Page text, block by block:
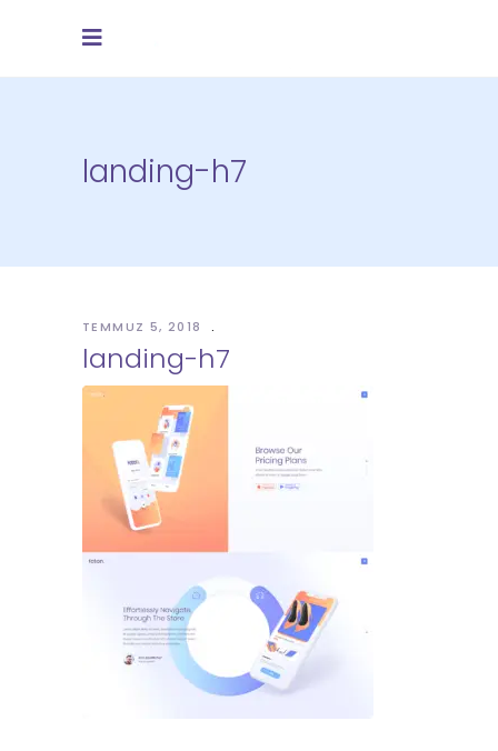
landing-h7
TEMMUZ 5, 2018
landing-h7